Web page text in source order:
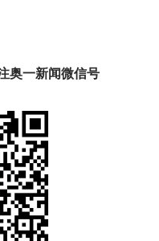
奥一新闻微信号